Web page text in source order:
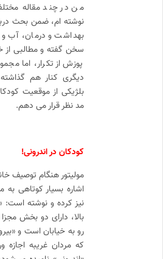
من در چند مقاله­
نوشته­ ام، ضمن بحث
بهداشت و درمان، آب و
سخن گفته و مطالبی از
پوزش از تکرار، اما
دیگری کنار هم
بلژیکی از موقعیت
مد نظر قرار می­ دهم.
کودکان در اندرونی!
مولیتور هنگام توصیف
اشاره بسیار کوتاهی
نیز کرده و نوشته است:
بالا، دارای دو بخش
رو به خیابان است و
که مردان غریبه اجازه